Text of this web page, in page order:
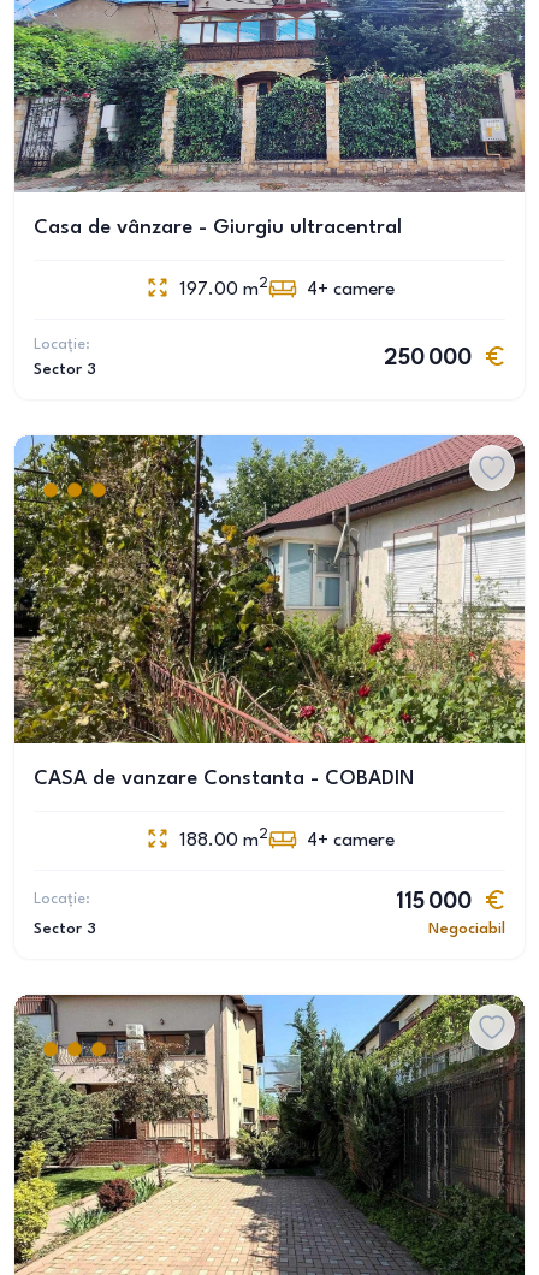
Casa de vânzare - Giurgiu ultracentral
197.00 m2 4+ camere
Locație:
Sector 3
250 000
CASA de vanzare Constanta - COBADIN
188.00 m2 4+ camere
Locație:
Sector 3
115 000
Negociabil